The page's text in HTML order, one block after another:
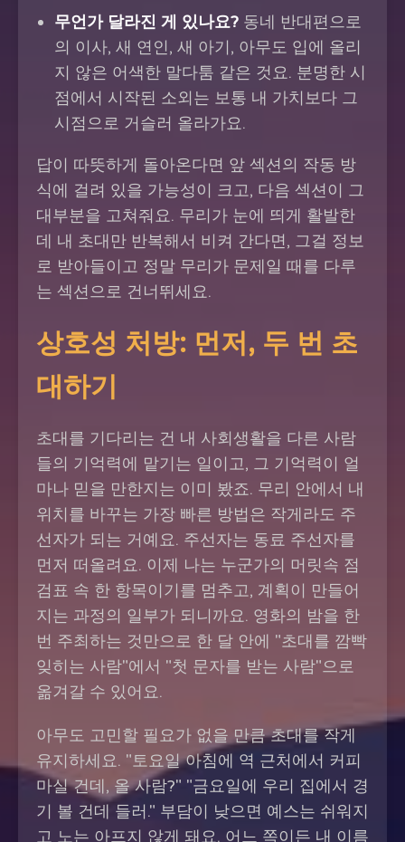
무언가 달라진 게 있나요? 동네 반대편으로
의 이사, 새 연인, 새 아기, 아무도 입에 올리
지 않은 어색한 말다툼 같은 것요. 분명한 시
점에서 시작된 소외는 보통 내 가치보다 그
시점으로 거슬러 올라가요.
답이 따뜻하게 돌아온다면 앞 섹션의 작동 방
식에 걸려 있을 가능성이 크고, 다음 섹션이 그
대부분을 고쳐줘요. 무리가 눈에 띄게 활발한
데 내 초대만 반복해서 비켜 간다면, 그걸 정보
로 받아들이고 정말 무리가 문제일 때를 다루
는 섹션으로 건너뛰세요.
상호성 처방: 먼저, 두 번 초
대하기
초대를 기다리는 건 내 사회생활을 다른 사람
들의 기억력에 맡기는 일이고, 그 기억력이 얼
마나 믿을 만한지는 이미 봤죠. 무리 안에서 내
위치를 바꾸는 가장 빠른 방법은 작게라도 주
선자가 되는 거예요. 주선자는 동료 주선자를
먼저 떠올려요. 이제 나는 누군가의 머릿속 점
검표 속 한 항목이기를 멈추고, 계획이 만들어
지는 과정의 일부가 되니까요. 영화의 밤을 한
번 주최하는 것만으로 한 달 안에 "초대를 깜빡
잊히는 사람"에서 "첫 문자를 받는 사람"으로
옮겨갈 수 있어요.
아무도 고민할 필요가 없을 만큼 초대를 작게
유지하세요. "토요일 아침에 역 근처에서 커피
마실 건데, 올 사람?" "금요일에 우리 집에서 경
기 볼 건데 들러." 부담이 낮으면 예스는 쉬워지
고 노는 아프지 않게 돼요. 어느 쪽이든 내 이름